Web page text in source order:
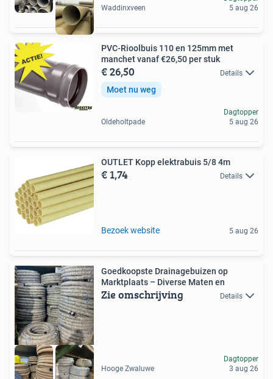
Waddinxveen
5 aug 26
PVC-Rioolbuis 110 en 125mm met
manchet vanaf €26,50 per stuk
€ 26,50 Details
Moet nu weg
Oldeholtpade
Dagtopper
5 aug 26
OUTLET Kopp elektrabuis 5/8 4m
€ 1,74 Details
Bezoek website 5 aug 26
Goedkoopste Drainagebuizen op
Marktplaats – Diverse Maten en
Zie omschrijving Details
Hooge Zwaluwe
Dagtopper
3 aug 26